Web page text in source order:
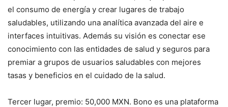
el consumo de energía y crear lugares de trabajo
saludables, utilizando una analítica avanzada del aire e
interfaces intuitivas. Además su visión es conectar ese
conocimiento con las entidades de salud y seguros para
premiar a grupos de usuarios saludables con mejores
tasas y beneficios en el cuidado de la salud.
Tercer lugar, premio: 50,000 MXN. Bono es una plataforma